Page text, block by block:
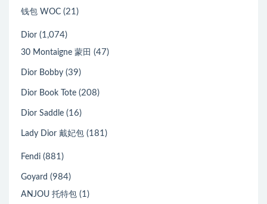
钱包 WOC (21)
Dior (1,074)
30 Montaigne 蒙田 (47)
Dior Bobby (39)
Dior Book Tote (208)
Dior Saddle (16)
Lady Dior 戴妃包 (181)
Fendi (881)
Goyard (984)
ANJOU 托特包 (1)